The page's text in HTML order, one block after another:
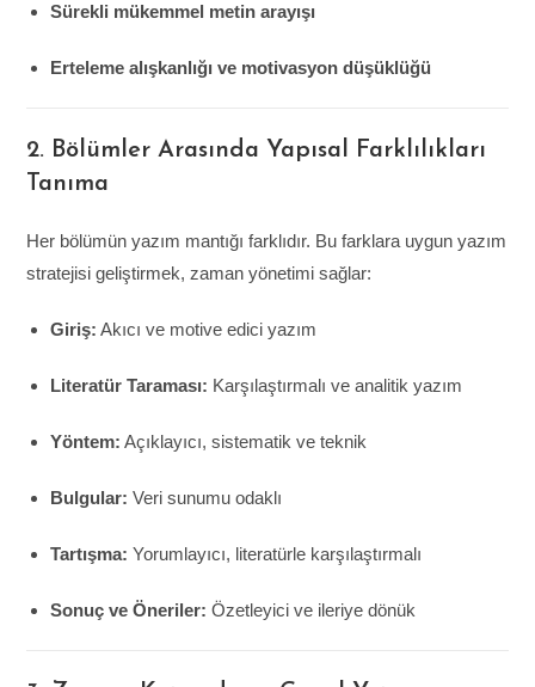
Sürekli mükemmel metin arayışı
Erteleme alışkanlığı ve motivasyon düşüklüğü
2. Bölümler Arasında Yapısal Farklılıkları
Tanıma
Her bölümün yazım mantığı farklıdır. Bu farklara uygun yazım
stratejisi geliştirmek, zaman yönetimi sağlar:
Giriş: Akıcı ve motive edici yazım
Literatür Taraması: Karşılaştırmalı ve analitik yazım
Yöntem: Açıklayıcı, sistematik ve teknik
Bulgular: Veri sunumu odaklı
Tartışma: Yorumlayıcı, literatürle karşılaştırmalı
Sonuç ve Öneriler: Özetleyici ve ileriye dönük